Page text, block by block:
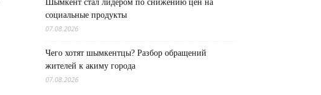
Шымкент стал лидером по снижению цен на
социальные продукты
07.08.2026
Чего хотят шымкентцы? Разбор обращений
жителей к акиму города
07.08.2026